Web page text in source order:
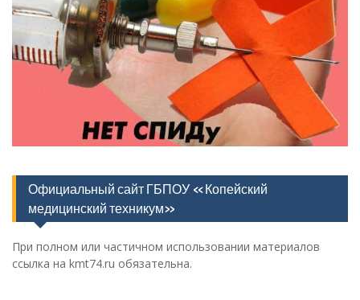
Официальный сайт ГБПОУ «Копейский
медицинский техникум»
При полном или частичном использовании материалов
ссылка на kmt74.ru обязательна.